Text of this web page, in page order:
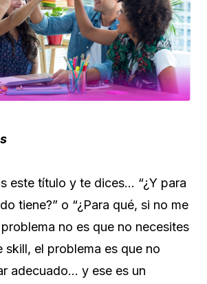
este título y te dices… “¿Y para
tiene?” o “¿Para qué, si no me
problema no es que no necesites
skill, el problema es que no
adecuado… y ese es un